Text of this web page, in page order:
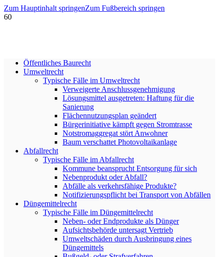
Zum Hauptinhalt springenZum Fußbereich springen
Öffentliches Baurecht
Umweltrecht
Typische Fälle im Umweltrecht
Verweigerte Anschlussgenehmigung
Lösungsmittel ausgetreten: Haftung für die
Sanierung
Flächennutzungsplan geändert
Bürgerinitiative kämpft gegen Stromtrasse
Notstromaggregat stört Anwohner
Baum verschattet Photovoltaikanlage
Abfallrecht
Typische Fälle im Abfallrecht
Kommune beansprucht Entsorgung für sich
Nebenprodukt oder Abfall?
Abfälle als verkehrsfähige Produkte?
Notifizierungspflicht bei Transport von Abfällen
Düngemittelrecht
Typische Fälle im Düngemittelrecht
Neben- oder Endprodukte als Dünger
Aufsichtsbehörde untersagt Vertrieb
Umweltschäden durch Ausbringung eines
Düngemittels